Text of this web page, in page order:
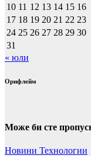
10 11 12 13 14 15 16
17 18 19 20 21 22 23
24 25 26 27 28 29 30
31
« юли
Орифлейм
Може би сте
Новини Технологии